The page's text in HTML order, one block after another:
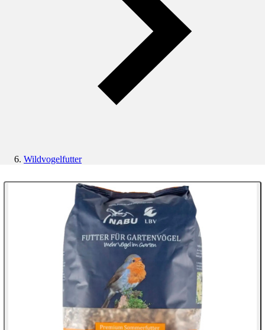
Wildvogelfutter